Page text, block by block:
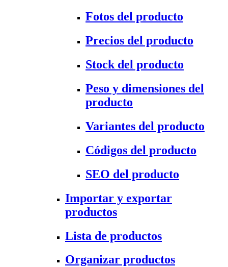
Fotos del producto
Precios del producto
Stock del producto
Peso y dimensiones del
producto
Variantes del producto
Códigos del producto
SEO del producto
Importar y exportar
productos
Lista de productos
Organizar productos